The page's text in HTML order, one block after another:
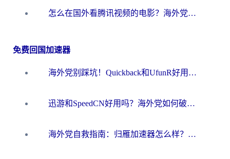
怎么在国外看腾讯视频的电影？海外党亲测有效的回国加速指南
免费回国加速器
海外党别踩坑！Quickback和UfunR好用吗？选对回国加速器才能无缝刷国内资源
迅游和SpeedCN好用吗？海外党如何破解那道看不见的墙
海外党自救指南：归雁加速器怎么样？教你避开坑实现国内资源无缝访问